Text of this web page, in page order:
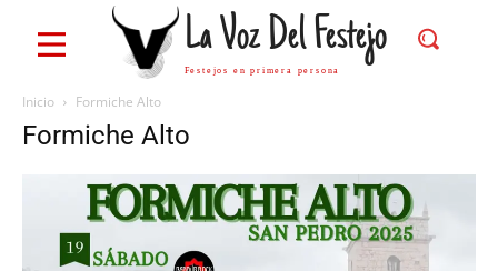
La Voz Del Festejo
Festejos en primera persona
Inicio Formiche Alto
Formiche Alto